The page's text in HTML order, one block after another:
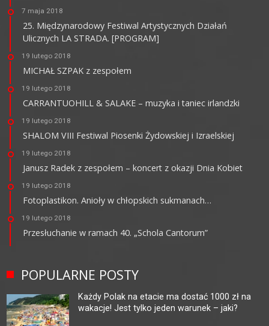
7 maja 2018
25. Międzynarodowy Festiwal Artystycznych Działań
Ulicznych LA STRADA. [PROGRAM]
19 lutego 2018
MICHAŁ SZPAK z zespołem
19 lutego 2018
CARRANTUOHILL & SALAKE – muzyka i taniec irlandzki
19 lutego 2018
SHALOM VIII Festiwal Piosenki Żydowskiej i Izraelskiej
19 lutego 2018
Janusz Radek z zespołem – koncert z okazji Dnia Kobiet
19 lutego 2018
Fotoplastikon. Anioły w chłopskich sukmanach…
19 lutego 2018
Przesłuchanie w ramach 40. „Schola Cantorum”
POPULARNE POSTY
Każdy Polak na etacie ma dostać 1000 zł na
wakacje! Jest tylko jeden warunek – jaki?